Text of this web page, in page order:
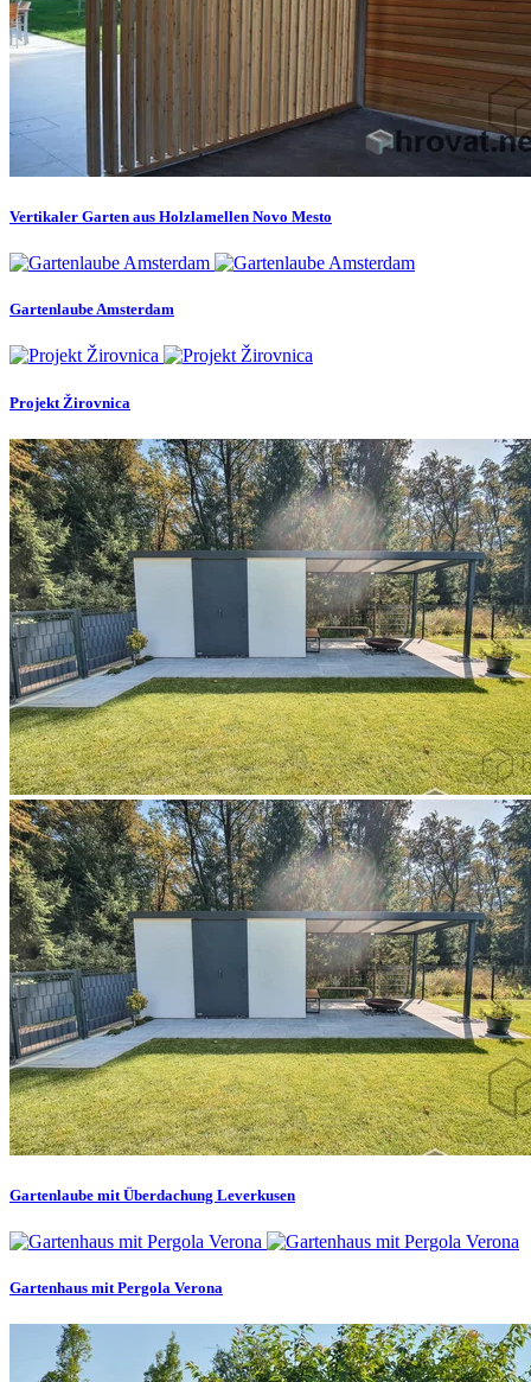
Vertikaler Garten aus Holzlamellen Novo Mesto
Gartenlaube Amsterdam
Projekt Žirovnica
Gartenlaube mit Überdachung Leverkusen
Gartenhaus mit Pergola Verona